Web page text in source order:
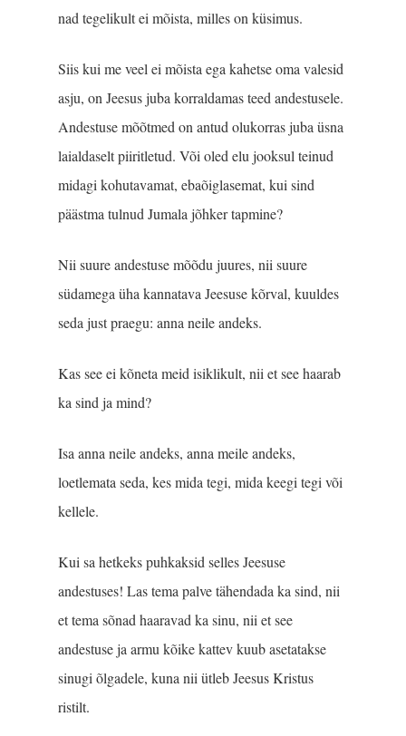
nad tegelikult ei mõista, milles on küsimus.
Siis kui me veel ei mõista ega kahetse oma valesid
asju, on Jeesus juba korraldamas teed andestusele.
Andestuse mõõtmed on antud olukorras juba üsna
laialdaselt piiritletud. Või oled elu jooksul teinud
midagi kohutavamat, ebaõiglasemat, kui sind
päästma tulnud Jumala jõhker tapmine?
Nii suure andestuse mõõdu juures, nii suure
südamega üha kannatava Jeesuse kõrval, kuuldes
seda just praegu: anna neile andeks.
Kas see ei kõneta meid isiklikult, nii et see haarab
ka sind ja mind?
Isa anna neile andeks, anna meile andeks,
loetlemata seda, kes mida tegi, mida keegi tegi või
kellele.
Kui sa hetkeks puhkaksid selles Jeesuse
andestuses! Las tema palve tähendada ka sind, nii
et tema sõnad haaravad ka sinu, nii et see
andestuse ja armu kõike kattev kuub asetatakse
sinugi õlgadele, kuna nii ütleb Jeesus Kristus
ristilt.